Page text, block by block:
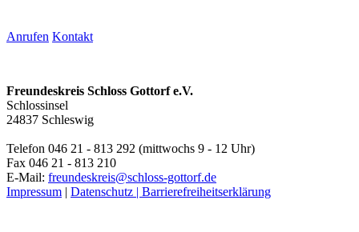
Anrufen Kontakt
Freundeskreis Schloss Gottorf e.V.
Schlossinsel
24837 Schleswig
Telefon 046 21 - 813 292 (mittwochs 9 - 12 Uhr)
Fax 046 21 - 813 210
E-Mail: freundeskreis@schloss-gottorf.de
Impressum | Datenschutz | Barrierefreiheitserklärung